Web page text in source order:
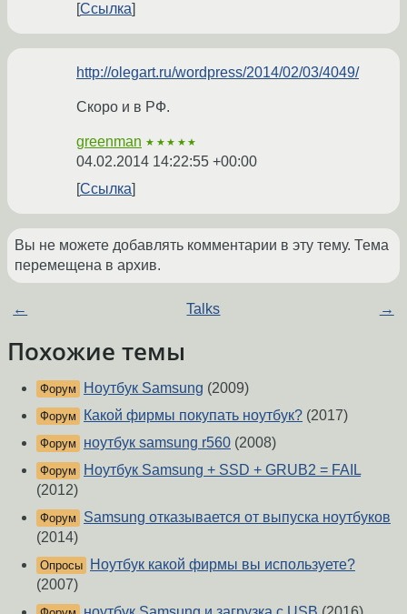
Ссылка
http://olegart.ru/wordpress/2014/02/03/4049/
Скоро и в РФ.
greenman ★★★★★
04.02.2014 14:22:55 +00:00
Ссылка
Вы не можете добавлять комментарии в эту тему. Тема
перемещена в архив.
← Talks →
Похожие темы
Форум Ноутбук Samsung (2009)
Форум Какой фирмы покупать ноутбук? (2017)
Форум ноутбук samsung r560 (2008)
Форум
Ноутбук Samsung + SSD + GRUB2 = FAIL
(2012)
Форум
Samsung отказывается от выпуска ноутбуков
(2014)
Опросы
Ноутбук какой фирмы вы используете?
(2007)